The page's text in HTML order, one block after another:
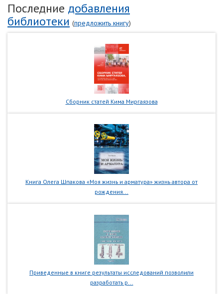
Последние добавления
библиотеки (предложить книгу)
Сборник статей Кима Миргаязова
Книга Олега Шпакова «Моя жизнь и арматура» жизнь автора от
рождения...
Приведенные в книге результаты исследований позволили
разработать р...